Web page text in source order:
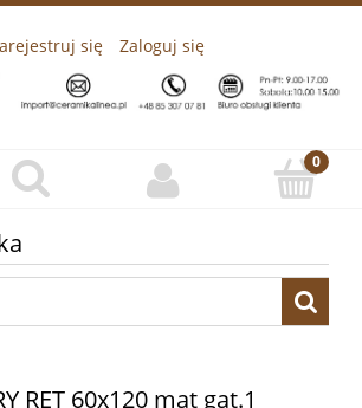
się Zaloguj się
RET 60x120 mat gat.1